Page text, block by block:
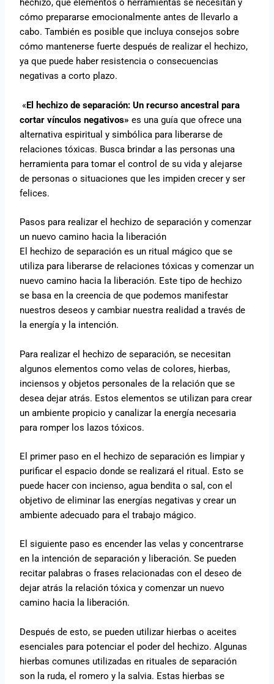
hechizo, qué elementos o herramientas se necesitan y
cómo prepararse emocionalmente antes de llevarlo a
cabo. También es posible que incluya consejos sobre
cómo mantenerse fuerte después de realizar el hechizo,
ya que puede haber resistencia o consecuencias
negativas a corto plazo.
«El hechizo de separación: Un recurso ancestral para
cortar vínculos negativos»es una guía que ofrece una
alternativa espiritual y simbólica para liberarse de
relaciones tóxicas. Busca brindar a las personas una
herramienta para tomar el control de su vida y alejarse
de personas o situaciones que les impiden crecer y ser
felices.
Pasos para realizar el hechizo de separación y comenzar
un nuevo camino hacia la liberación
El hechizo de separación es un ritual mágico que se
utiliza para liberarse de relaciones tóxicas y comenzar un
nuevo camino hacia la liberación. Este tipo de hechizo
se basa en la creencia de que podemos manifestar
nuestros deseos y cambiar nuestra realidad a través de
la energía y la intención.
Para realizar el hechizo de separación, se necesitan
algunos elementos como velas de colores, hierbas,
inciensos y objetos personales de la relación que se
desea dejar atrás. Estos elementos se utilizan para crear
un ambiente propicio y canalizar la energía necesaria
para romper los lazos tóxicos.
El primer paso en el hechizo de separación es limpiar y
purificar el espacio donde se realizará el ritual. Esto se
puede hacer con incienso, agua bendita o sal, con el
objetivo de eliminar las energías negativas y crear un
ambiente adecuado para el trabajo mágico.
El siguiente paso es encender las velas y concentrarse
en la intención de separación y liberación. Se pueden
recitar palabras o frases relacionadas con el deseo de
dejar atrás la relación tóxica y comenzar un nuevo
camino hacia la liberación.
Después de esto, se pueden utilizar hierbas o aceites
esenciales para potenciar el poder del hechizo. Algunas
hierbas comunes utilizadas en rituales de separación
son la ruda, el romero y la salvia. Estas hierbas se